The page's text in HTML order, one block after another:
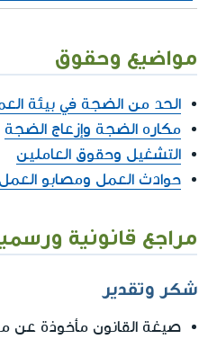
مواضيع وحقوق
الحد من الضجة في بيئة
مكاره الضجة وإزعاج الضجة
التشغيل وحقوق العاملين
حوادث العمل ومصابو العمل
مراجع قانونية
شكر وتقدير
صيغة القانون مأخوذة عن